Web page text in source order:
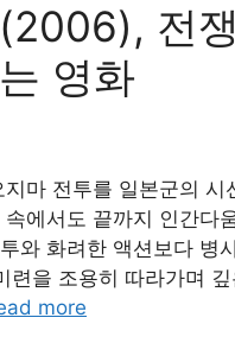
전
영화
마 전투를 일본군의
에서도 끝까지 인간다
와 화려한 액션보다 병
련을 조용히 따라가며
more